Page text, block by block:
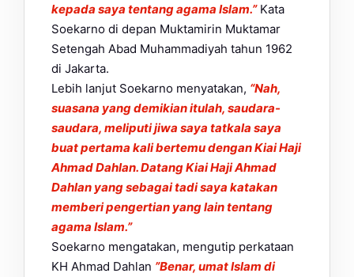
kepada saya tentang agama Islam.”Kata
Soekarno di depan Muktamirin Muktamar
Setengah Abad Muhammadiyah tahun 1962
di Jakarta.
Lebih lanjut Soekarno menyatakan, “Nah,
suasana yang demikian itulah, saudara-
saudara, meliputi jiwa saya tatkala saya
buat pertama kali bertemu dengan Kiai Haji
Ahmad Dahlan. Datang Kiai Haji Ahmad
Dahlan yang sebagai tadi saya katakan
memberi pengertian yang lain tentang
agama Islam.”
Soekarno mengatakan, mengutip perkataan
KH Ahmad Dahlan ”Benar, umat Islam di